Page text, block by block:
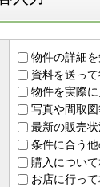
物件の詳細
資料を送っ
物件を実際
写真や間取
最新の販売
条件に合う
購入につい
お店に行っ